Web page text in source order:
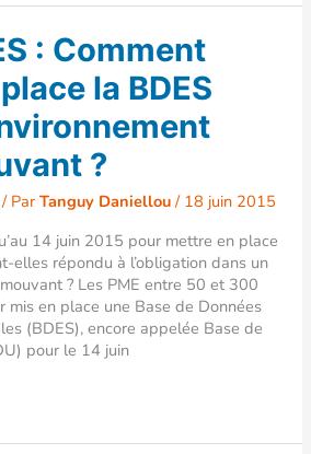
: Comment
la BDES
?
/ ParTanguy Daniellou/ 18 juin 2015
14 juin 2015 pour mettre en place
elles répondu à l’obligation dans un
? Les PME entre 50 et 300
mis en place une Base de Données
(BDES), encore appelée Base de
pour le 14 juin